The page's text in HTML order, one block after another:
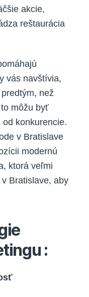
akcie,
reštaurácia
vás navštívia,
než
môžu byť
konkurencie.
v Bratislave
modernú
ktorá veľmi
Bratislave, aby
: